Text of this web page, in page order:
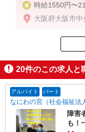
時給1550円〜
全支給(ガソリ
大阪府大阪市中
20件のこの求人と
アルバイト パート
なにわの宮（社会福祉法
障害
も！